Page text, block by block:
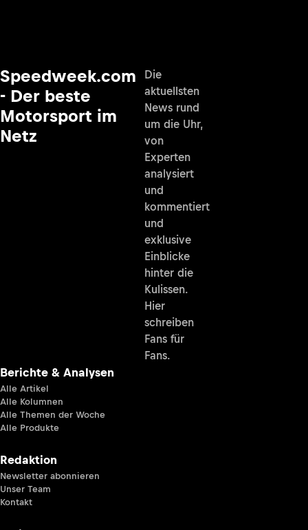
Speedweek.com
- Der beste
Motorsport im
Netz
Die
aktuellsten
News rund
um die Uhr,
von
Experten
analysiert
und
kommentiert
und
exklusive
Einblicke
hinter die
Kulissen.
Hier
schreiben
Fans für
Fans.
Berichte & Analysen
Alle Artikel
Alle Kolumnen
Alle Themen der Woche
Alle Produkte
Redaktion
Newsletter abonnieren
Unser Team
Kontakt